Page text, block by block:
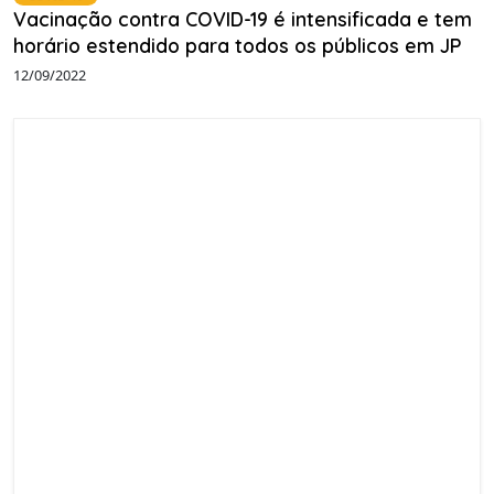
Vacinação contra COVID-19 é intensificada e tem
horário estendido para todos os públicos em JP
12/09/2022